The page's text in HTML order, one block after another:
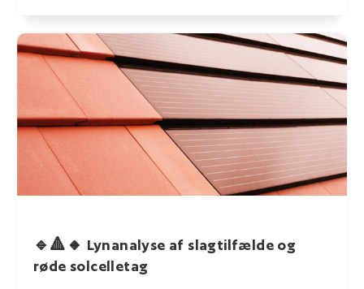
🔹🔺🔸 Lynanalyse af slagtilfælde og
røde solcelletag